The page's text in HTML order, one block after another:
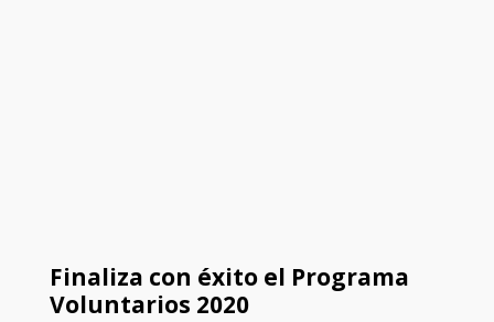
Finaliza con éxito el Programa
Voluntarios 2020